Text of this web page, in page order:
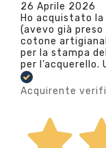
26 Aprile 2026
Ho acquistato
(avevo già preso
cotone
per la stampa
per
Acquirente